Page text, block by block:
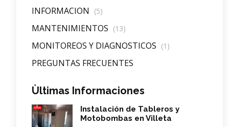
INFORMACION (5)
MANTENIMIENTOS (13)
MONITOREOS Y DIAGNOSTICOS (1)
PREGUNTAS FRECUENTES
Ùltimas Informaciones
Instalación de Tableros y
Motobombas en Villeta